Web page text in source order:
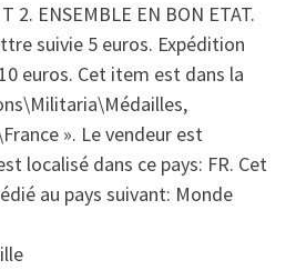
2. ENSEMBLE EN BON ETAT.
suivie 5 euros. Expédition
euros. Cet item est dans la
». Le vendeur est
localisé dans ce pays: FR. Cet
au pays suivant: Monde